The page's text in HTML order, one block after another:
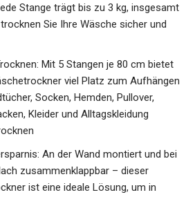
Stange trägt bis zu 3 kg, insgesamt
Sie Ihre Wäsche sicher und
Mit 5 Stangen je 80 cm bietet
viel Platz zum Aufhängen
Socken, Hemden, Pullover,
Kleider und Alltagskleidung
An der Wand montiert und bei
zusammenklappbar – dieser
ist eine ideale Lösung, um in